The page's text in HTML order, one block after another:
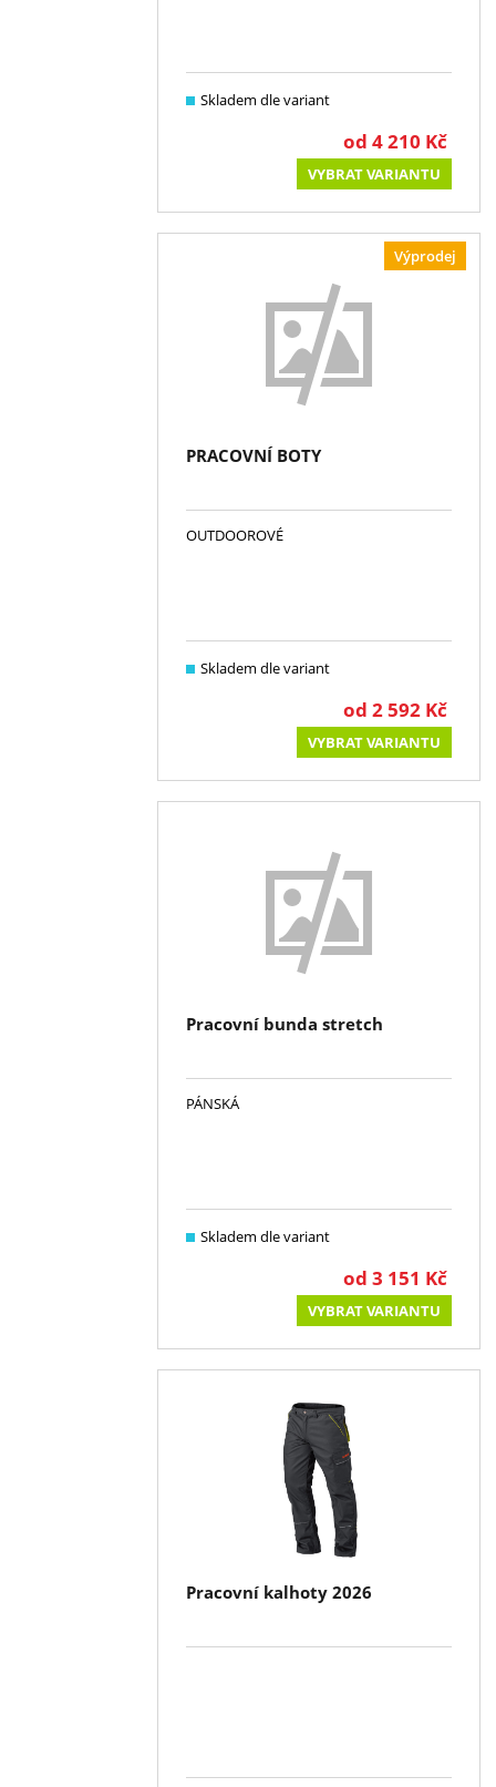
Skladem dle variant
od 4 210 Kč
VYBRAT VARIANTU
Výprodej
PRACOVNÍ BOTY
OUTDOOROVÉ
Skladem dle variant
od 2 592 Kč
VYBRAT VARIANTU
Pracovní bunda stretch
PÁNSKÁ
Skladem dle variant
od 3 151 Kč
VYBRAT VARIANTU
Pracovní kalhoty 2026